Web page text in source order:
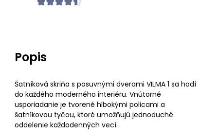
Popis
Šatníková skriňa s posuvnými dverami VILMA 1 sa hodí
do každého moderného interiéru. Vnútorné
usporiadanie je tvorené hlbokými policami a
šatníkovou tyčou, ktoré umožňujú jednoduché
oddelenie každodenných vecí.